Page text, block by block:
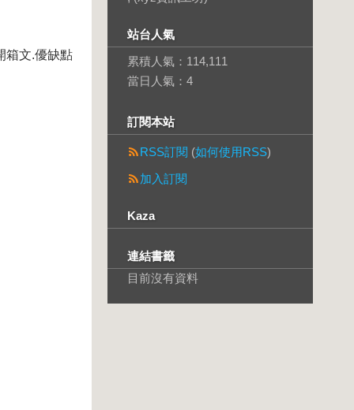
箱文.優缺點
站台人氣
累積人氣： 114,111
當日人氣： 4
訂閱本站
RSS訂閱 (如何使用RSS)
加入訂閱
Kaza
連結書籤
目前沒有資料